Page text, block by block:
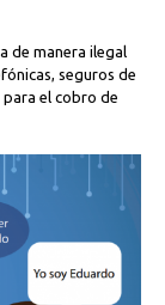
de manera ilegal
seguros de
para el cobro de